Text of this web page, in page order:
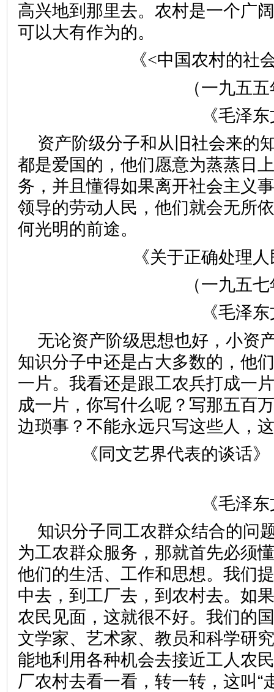
高兴地到那里去。农村是一个广
可以大有作为的。
《<中国农村的社
（一九五
《毛泽
资产阶级分子和从旧社会来的
都是爱国的，他们愿意为蒸蒸日
务，并且懂得如果离开社会主义
领导的劳动人民，他们就会无所
何光明的前途。
《关于正确处理
（一九五
《毛泽
无论资产阶级思想也好，小资
知识分子中还是占大多数的，他
一片。我看还是跟工农兵打成一
成一片，你写什么呢？写那五百
边琐事？不能永远只写这些人，
《同文艺界代表的谈话
《毛泽
知识分子同工农群众结合的问
为工农群众服务，那就首先必须
他们的生活、工作和思想。我们
中去，到工厂去，到农村去。如
农民见面，这就很不好。我们的
文学家、艺术家、教员和科学研
能地利用各种机会去接近工人农
厂农村去看一看，转一转，这叫“